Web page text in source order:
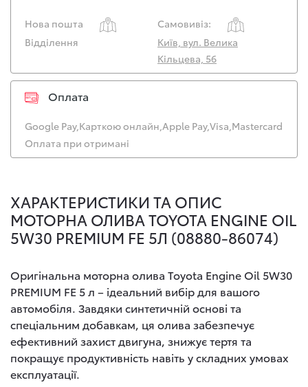
Нова пошта
Самовивіз:
Відділення
Київ, вул. Велика
Кільцева, 56
Оплата
Google Pay,Карткою онлайн,Apple Pay,Visa,Mastercard
Оплата при отримані
ХАРАКТЕРИСТИКИ ТА ОПИС
МОТОРНА ОЛИВА TOYOTA ENGINE OIL
5W30 PREMIUM FE 5Л (08880-86074)
Оригінальна моторна олива Toyota Engine Oil 5W30
PREMIUM FE 5 л – ідеальний вибір для вашого
автомобіля. Завдяки синтетичній основі та
спеціальним добавкам, ця олива забезпечує
ефективний захист двигуна, знижує тертя та
покращує продуктивність навіть у складних умовах
експлуатації.